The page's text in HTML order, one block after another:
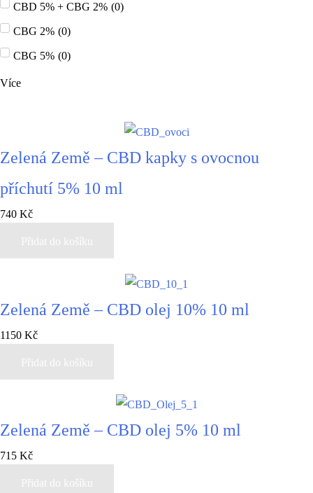
CBD 5% + CBG 2% (0)
CBG 2% (0)
CBG 5% (0)
Více
Zelená Země – CBD kapky s ovocnou
příchutí 5% 10 ml
740 Kč
Přidat do košíku
Zelená Země – CBD olej 10% 10 ml
1150 Kč
Přidat do košíku
Zelená Země – CBD olej 5% 10 ml
715 Kč
Přidat do košíku